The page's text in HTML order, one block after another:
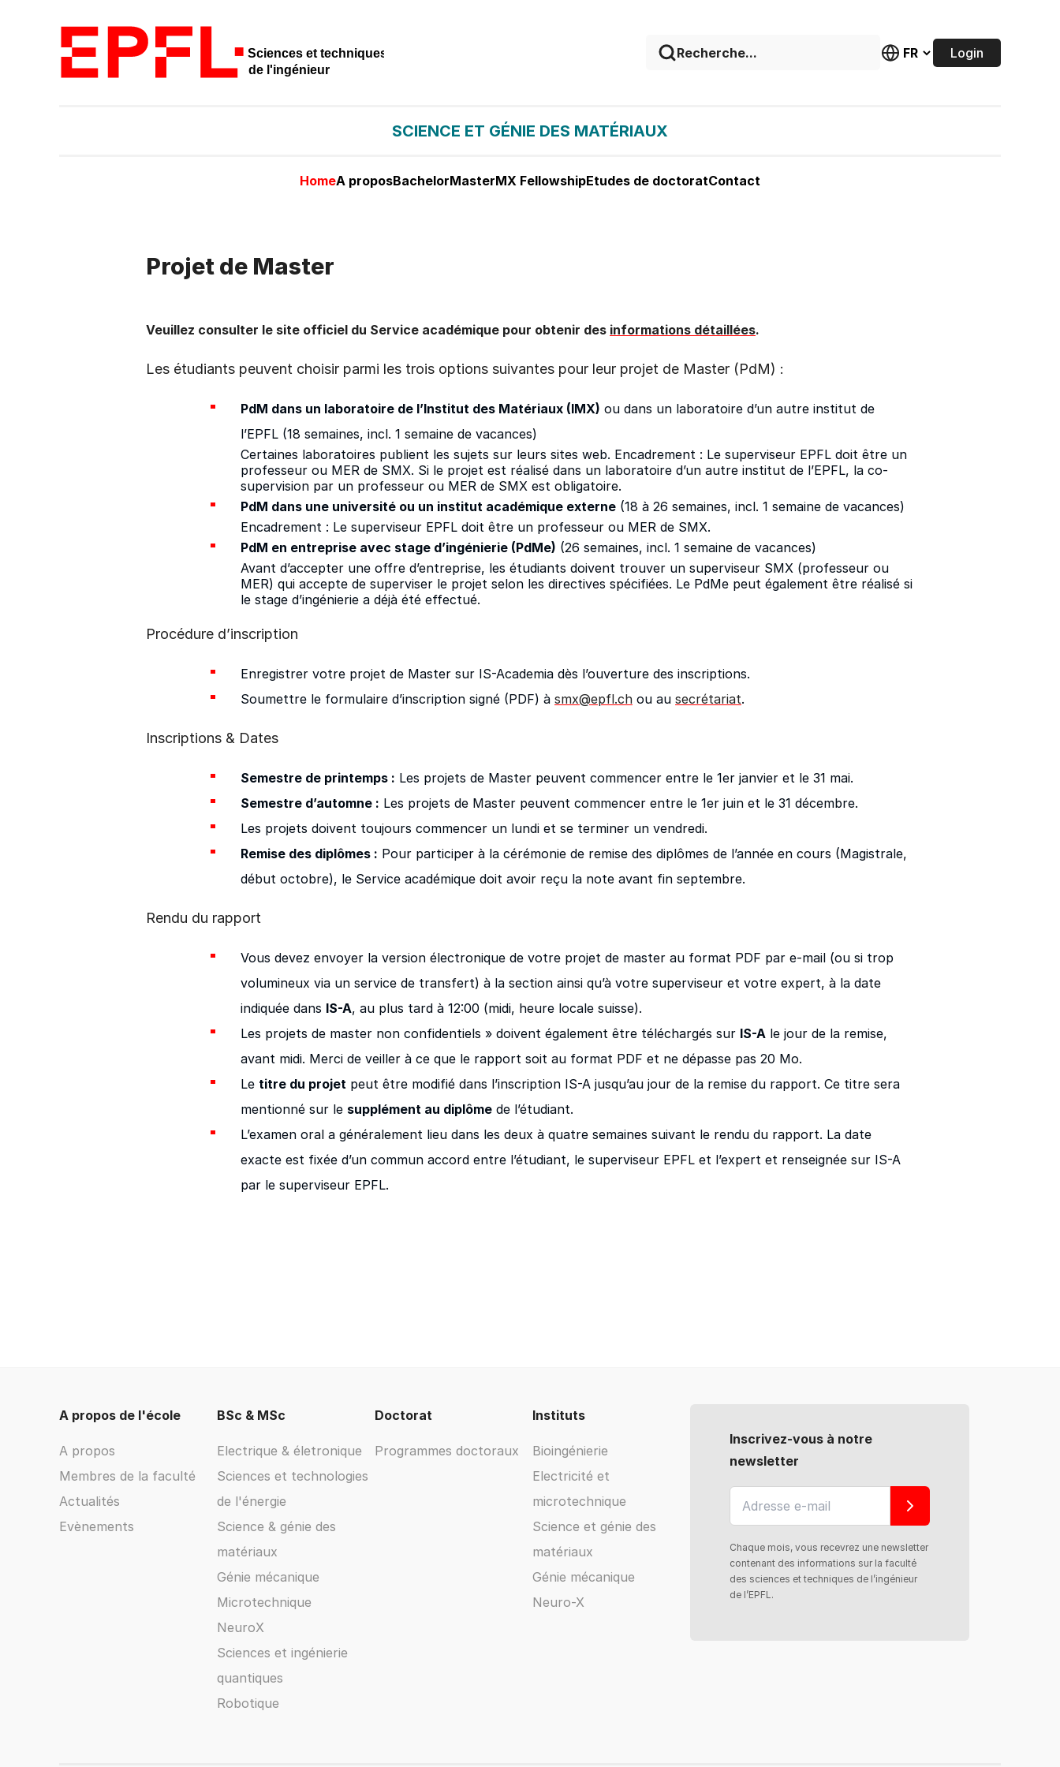
Sciences et techniques
de l'ingénieur
Login
SCIENCE ET GÉNIE DES MATÉRIAUX
HomeA proposBachelorMasterMX FellowshipEtudes de doctoratContact
Projet de Master
Veuillez consulter le site officiel du Service académique pour obtenir des informations détaillées.
Les étudiants peuvent choisir parmi les trois options suivantes pour leur projet de Master (PdM) :
PdM dans un laboratoire de l’Institut des Matériaux (IMX) ou dans un laboratoire d’un autre institut de
l’EPFL (18 semaines, incl. 1 semaine de vacances)
Certaines laboratoires publient les sujets sur leurs sites web. Encadrement : Le superviseur EPFL doit être un
professeur ou MER de SMX. Si le projet est réalisé dans un laboratoire d’un autre institut de l’EPFL, la co-
supervision par un professeur ou MER de SMX est obligatoire.
PdM dans une université ou un institut académique externe (18 à 26 semaines, incl. 1 semaine de vacances)
Encadrement : Le superviseur EPFL doit être un professeur ou MER de SMX.
PdM en entreprise avec stage d’ingénierie (PdMe) (26 semaines, incl. 1 semaine de vacances)
Avant d’accepter une offre d’entreprise, les étudiants doivent trouver un superviseur SMX (professeur ou
MER) qui accepte de superviser le projet selon les directives spécifiées. Le PdMe peut également être réalisé si
le stage d’ingénierie a déjà été effectué.
Procédure d’inscription
Enregistrer votre projet de Master sur IS-Academia dès l’ouverture des inscriptions.
Soumettre le formulaire d’inscription signé (PDF) à smx@epfl.ch ou au secrétariat.
Inscriptions & Dates
Semestre de printemps : Les projets de Master peuvent commencer entre le 1er janvier et le 31 mai.
Semestre d’automne : Les projets de Master peuvent commencer entre le 1er juin et le 31 décembre.
Les projets doivent toujours commencer un lundi et se terminer un vendredi.
Remise des diplômes : Pour participer à la cérémonie de remise des diplômes de l’année en cours (Magistrale,
début octobre), le Service académique doit avoir reçu la note avant fin septembre.
Rendu du rapport
Vous devez envoyer la version électronique de votre projet de master au format PDF par e-mail (ou si trop
volumineux via un service de transfert) à la section ainsi qu’à votre superviseur et votre expert, à la date
indiquée dans IS-A, au plus tard à 12:00 (midi, heure locale suisse).
Les projets de master non confidentiels » doivent également être téléchargés sur IS-A le jour de la remise,
avant midi. Merci de veiller à ce que le rapport soit au format PDF et ne dépasse pas 20 Mo.
Le titre du projet peut être modifié dans l’inscription IS-A jusqu’au jour de la remise du rapport. Ce titre sera
mentionné sur le supplément au diplôme de l’étudiant.
L’examen oral a généralement lieu dans les deux à quatre semaines suivant le rendu du rapport. La date
exacte est fixée d’un commun accord entre l’étudiant, le superviseur EPFL et l’expert et renseignée sur IS-A
par le superviseur EPFL.
A propos de l'école
A propos
Membres de la faculté
Actualités
Evènements
BSc & MSc
Electrique & életronique
Sciences et technologies
de l'énergie
Science & génie des
matériaux
Génie mécanique
Microtechnique
NeuroX
Sciences et ingénierie
quantiques
Robotique
Doctorat
Programmes doctoraux
Instituts
Bioingénierie
Electricité et
microtechnique
Science et génie des
matériaux
Génie mécanique
Neuro-X
Inscrivez-vous à notre
newsletter
Chaque mois, vous recevrez une newsletter
contenant des informations sur la faculté
des sciences et techniques de l’ingénieur
de l’EPFL.